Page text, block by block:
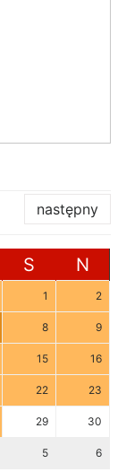
następny
S N
1 2
8 9
15 16
22 23
29 30
5 6